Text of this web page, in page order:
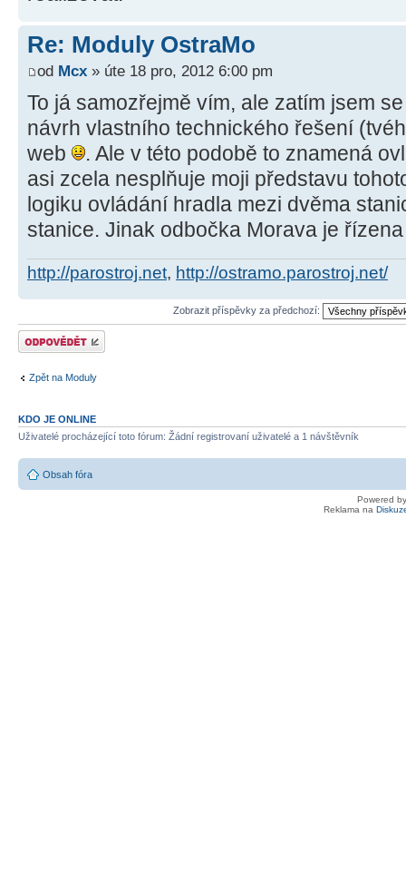
Re: Moduly OstraMo
od Mcx » úte 18 pro, 2012 6:00 pm
To já samozřejmě vím, ale zatím jsem
návrh vlastního technického řešení
web
. Ale v této podobě to znamená
asi zcela nesplňuje moji představu
logiku ovládání hradla mezi dvěma
stanice. Jinak odbočka Morava je
http://parostroj.net, http://ostramo.parostroj.net/
Zobrazit příspěvky za předchozí:
Odeslat odpověď
Zpět na Moduly
KDO JE ONLINE
Uživatelé procházející toto fórum: Žádní registrovaní uživatelé a 1 návštěvník
Obsah fóra
Powered
Reklama na